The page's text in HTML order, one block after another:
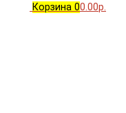
Корзина 00.00р.